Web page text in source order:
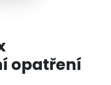
opatření